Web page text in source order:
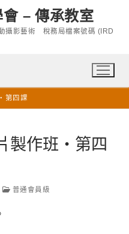
– 傳承教室
攝影藝術 稅務局檔案號碼 (IRD
第四課
製作班・第四
普通會員級